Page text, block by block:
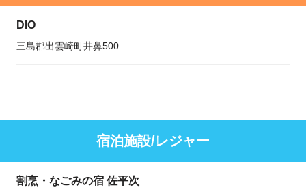
DIO
三島郡出雲崎町井鼻500
宿泊施設/レジャー
割烹・なごみの宿 佐平次